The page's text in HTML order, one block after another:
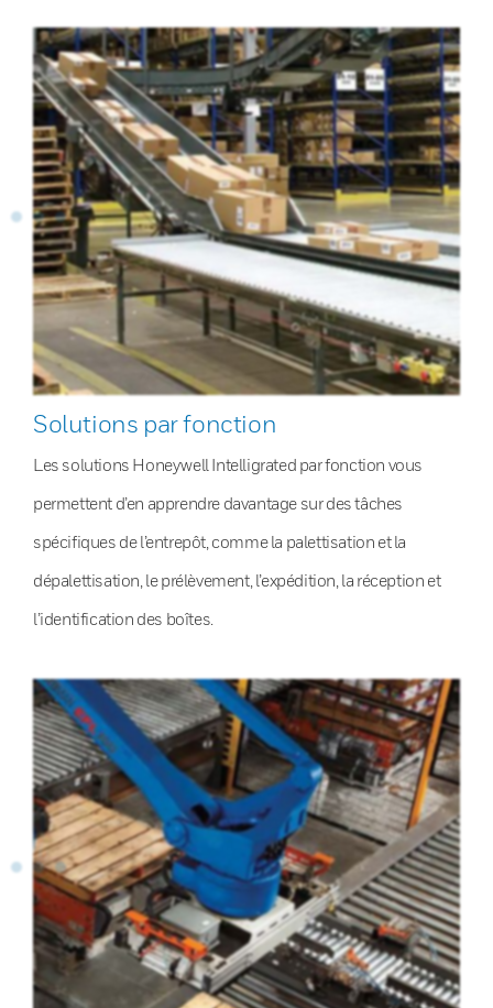
Solutions par fonction
Les solutions Honeywell Intelligrated par fonction vous
permettent d’en apprendre davantage sur des tâches
spécifiques de l’entrepôt, comme la palettisation et la
dépalettisation, le prélèvement, l’expédition, la réception et
l’identification des boîtes.